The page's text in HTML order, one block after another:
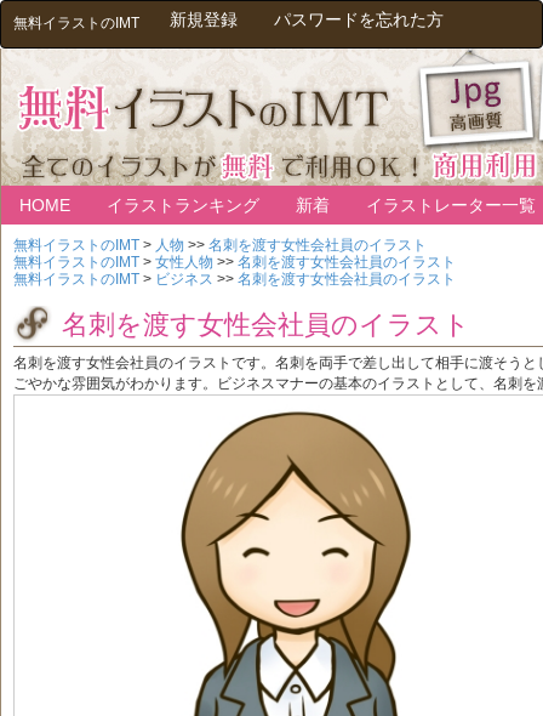
無料イラストのIMT 新規登録 パスワードを忘れた方
HOME イラストランキング 新着 イラストレーター一覧
無料イラストのIMT > 人物 >> 名刺を渡す女性会社員のイラスト
無料イラストのIMT > 女性人物 >> 名刺を渡す女性会社員のイラスト
無料イラストのIMT > ビジネス >> 名刺を渡す女性会社員のイラスト
名刺を渡す女性会社員のイラスト
名刺を渡す女性会社員のイラストです。名刺を両手で差し出して相手に渡そう
ごやかな雰囲気がわかります。ビジネスマナーの基本のイラストとして、名刺